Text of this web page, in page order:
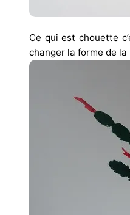
Ce qui est chouette
changer la forme de la